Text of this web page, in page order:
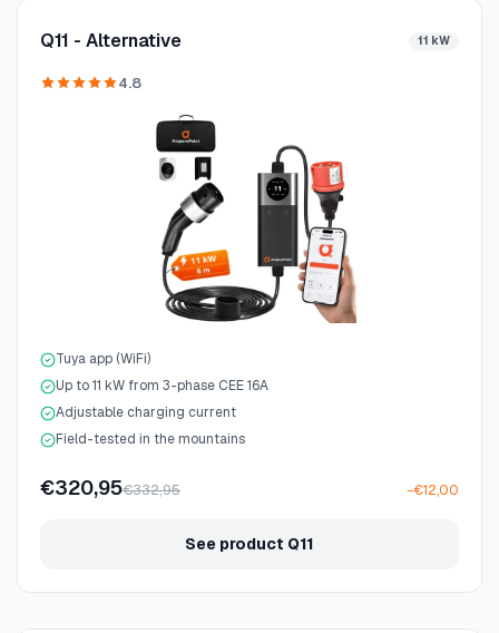
Q11 - Alternative 11 kW
4.8
Tuya app (WiFi)
Up to 11 kW from 3-phase CEE 16A
Adjustable charging current
Field-tested in the mountains
€320,95€332,95 −€12,00
See product Q11